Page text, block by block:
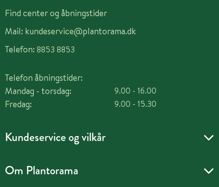
Find center og åbningstider
Mail: kundeservice@plantorama.dk
Telefon: 8853 8853
Telefon åbningstider:
Mandag - torsdag:
Fredag:
9.00 - 16.00
9.00 - 15.30
Kundeservice og vilkår
Om Plantorama